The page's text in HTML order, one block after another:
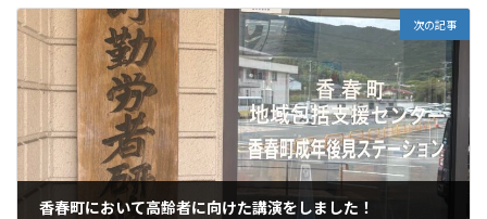
次の記事
香春町において高齢者に向けた講演をしました！